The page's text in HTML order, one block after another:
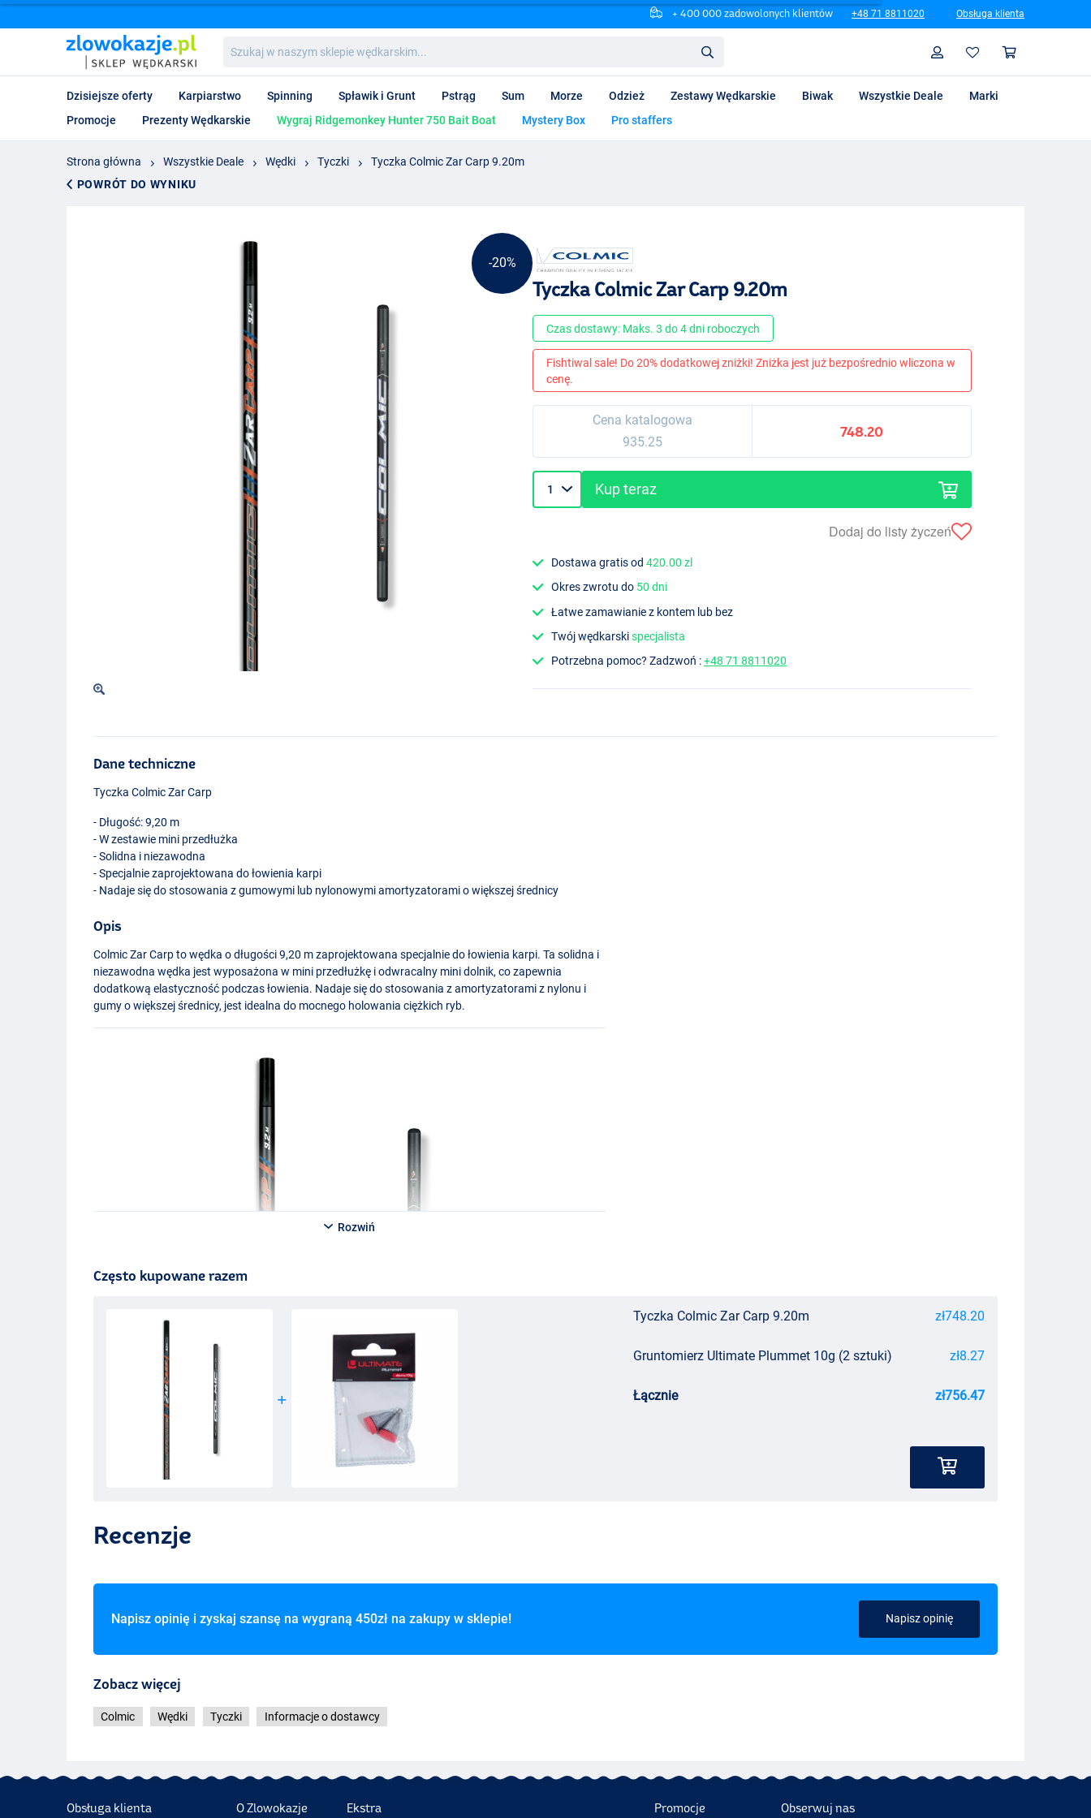
+ 400 000 zadowolonych klientów +48 71 8811020 Obsługa klienta
w
naszym
wędkarskim...
Profil
Dzisiejsze oferty Karpiarstwo Spinning Spławik i Grunt Pstrąg Sum Morze Odzież Zestawy Wędkarskie Biwak Wszystkie Deale
Marki
Promocje
Prezenty Wędkarskie Wygraj Ridgemonkey Hunter 750 Bait Boat Mystery Box Pro staffers
Strona główna Wszystkie Deale Wędki Tyczki
Tyczka Colmic Zar Carp 9.20m
POWRÓT DO WYNIKU
-20%
Tyczka Colmic Zar Carp 9.20m
Czas dostawy: Maks. 3 do 4 dni roboczych
Fishtiwal sale! Do 20% dodatkowej zniżki! Zniżka jest już bezpośrednio wliczona w
cenę.
Cena katalogowa
935.25
748.20
Kup teraz
Dodaj do listy życzeń
Dostawa gratis od420.00 zl
Okres zwrotu do 50 dni
Łatwe zamawianie z kontem lub bez
Twój wędkarskispecjalista
Potrzebna pomoc? Zadzwoń :+48 71 8811020
Dane techniczne
Tyczka Colmic Zar Carp
- Długość: 9,20 m
- W zestawie mini przedłużka
- Solidna i niezawodna
- Specjalnie zaprojektowana do łowienia karpi
- Nadaje się do stosowania z gumowymi lub nylonowymi amortyzatorami o większej średnicy
Opis
Colmic Zar Carp to wędka o długości 9,20 m zaprojektowana specjalnie do łowienia karpi. Ta solidna i
niezawodna wędka jest wyposażona w mini przedłużkę i odwracalny mini dolnik, co zapewnia
dodatkową elastyczność podczas łowienia. Nadaje się do stosowania z amortyzatorami z nylonu i
gumy o większej średnicy, jest idealna do mocnego holowania ciężkich ryb.
Rozwiń
Często kupowane razem
Tyczka Colmic Zar Carp 9.20m zł748.20
Gruntomierz Ultimate Plummet 10g (2 sztuki) zł8.27
Łącznie zł756.47
Recenzje
Napisz opinię i zyskaj szansę na wygraną 450zł na zakupy w sklepie! Napisz opinię
Zobacz więcej
Colmic Wędki Tyczki Informacje o dostawcy
Obsługa klienta O Zlowokazje Ekstra Promocje Obserwuj nas